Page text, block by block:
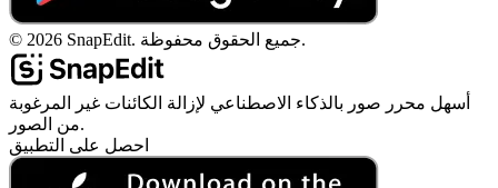
© 2026 SnapEdit. جميع الحقوق محفوظة.
أسهل محرر صور بالذكاء الاصطناعي لإزالة الكائنات غير المرغوبة
من الصور.
احصل على التطبيق